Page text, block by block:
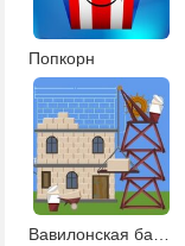
Попкорн